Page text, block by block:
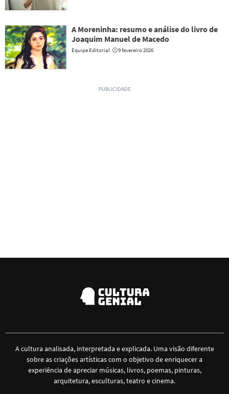
A Moreninha: resumo e análise do livro de
Joaquim Manuel de Macedo
Equipe Editorial 9 fevereiro 2026
A cultura analisada, interpretada e explicada. Uma visão diferente
sobre as criações artísticas com o objetivo de enriquecer a
experiência de apreciar músicas, livros, poemas, pinturas,
arquitetura, esculturas, teatro e cinema.